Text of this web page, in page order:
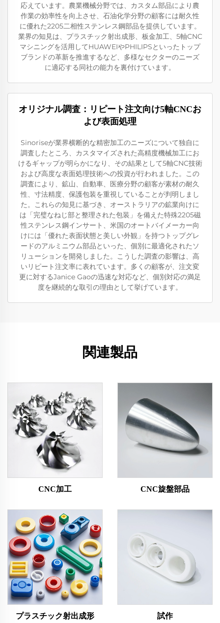
応えています。農業機械分野では、カスタム部品により農
作業の効率性を向上させ、石油化学分野の顧客には耐久性
に優れた2205二相性ステンレス鋼部品を提供しています。
業界の知見は、プラスチック射出成形、板金加工、5軸CNC
マシニングを活用してHUAWEIやPHILIPSといったトップ
ブランドの革新を推進するなど、多様なセクターのニーズ
に適応する同社の能力を裏付けています。
オリジナル調査：リピート注文向け5軸CNCお
よび表面処理
Sinoriseが業界横断的な精密加工のニーズについて独自に
調査したところ、カスタマイズされた高精度機械加工にお
けるギャップが明らかになり、その結果として5軸CNC技術
および高度な表面処理技術への投資が行われました。この
調査により、鉱山、自動車、医療分野の顧客が素材の耐久
性、寸法精度、保護包装を重視していることが判明しまし
た。これらの知見に基づき、オーストラリアの鉱業向けに
は「完璧なねじ部と整理された包装」を備えた特殊2205磁
性ステンレス鋼インサート、米国のオートバイメーカー向
けには「優れた表面状態と美しい外観」を持つトップグレ
ードのアルミニウム部品といった、個別に最適化されたソ
リューションを開発しました。こうした調査の影響は、高
いリピート注文率に表れています。多くの顧客が、注文変
更に対するJanice Gaoの迅速な対応など、個別対応の満足
度を継続的な取引の理由として挙げています。
関連製品
CNC加工 CNC旋盤部品
プラスチック射出成形 試作